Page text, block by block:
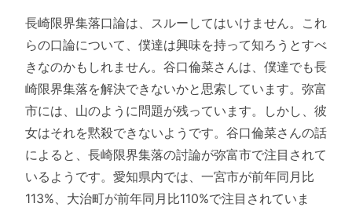
長崎限界集落口論は、スルーしてはいけません。これ
らの口論について、僕達は興味を持って知ろうとすべ
きなのかもしれません。谷口倫菜さんは、僕達でも長
崎限界集落を解決できないかと思索しています。弥富
市には、山のように問題が残っています。しかし、彼
女はそれを黙殺できないようです。谷口倫菜さんの話
によると、長崎限界集落の討論が弥富市で注目されて
いるようです。愛知県内では、一宮市が前年同月比
113%、大治町が前年同月比110%で注目されていま